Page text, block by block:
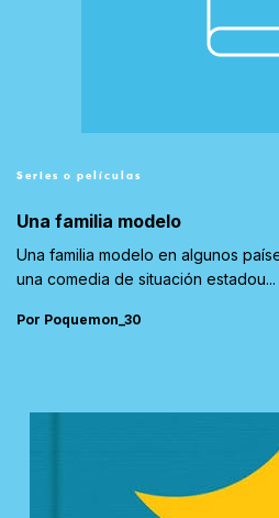
Series o películas
Una familia modelo
Una familia modelo en algunos
una comedia de situación estadou...
Por Poquemon_30